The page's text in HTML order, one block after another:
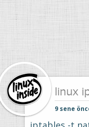
linux
9 sene